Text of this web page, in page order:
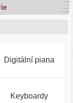
Dechy
Digitální piana
Keyboardy